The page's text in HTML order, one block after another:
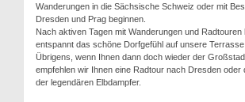
Wanderungen in die Sächsische Schweiz oder mit
Dresden und Prag beginnen.
Nach aktiven Tagen mit Wanderungen und Radtouren
entspannt das schöne Dorfgefühl auf unsere Terrasse
Übrigens, wenn Ihnen dann doch wieder der
empfehlen wir Ihnen eine Radtour nach Dresden oder
der legendären Elbdampfer.